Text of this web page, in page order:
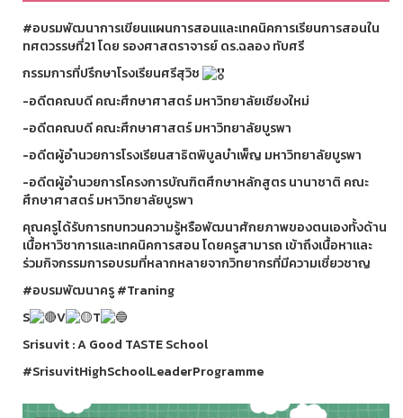
#อบรมพัฒนาการเขียนแผนการสอนและเทคนิคการเรียนการสอนใน
ทศตวรรษที่21โดย รองศาสตราจารย์ ดร.ฉลอง ทับศรี
กรรมการที่ปรึกษาโรงเรียนศรีสุวิช
-อดีตคณบดี คณะศึกษาศาสตร์ มหาวิทยาลัยเชียงใหม่
-อดีตคณบดี คณะศึกษาศาสตร์ มหาวิทยาลัยบูรพา
-อดีตผู้อำนวยการโรงเรียนสาธิตพิบูลบำเพ็ญ มหาวิทยาลัยบูรพา
-อดีตผู้อำนวยการโครงการบัณฑิตศึกษาหลักสูตร นานาชาติ คณะ
ศึกษาศาสตร์ มหาวิทยาลัยบูรพา
คุณครูได้รับการทบทวนความรู้หรือพัฒนาศักยภาพของตนเองทั้งด้าน
เนื้อหาวิชาการและเทคนิคการสอน โดยครูสามารถ เข้าถึงเนื้อหาและ
ร่วมกิจกรรมการอบรมที่หลากหลายจากวิทยากรที่มีความเชี่ยวชาญ
#อบรมพัฒนาครู#Traning
S
V
T
Srisuvit : A Good TASTE School
#SrisuvitHighSchoolLeaderProgramme